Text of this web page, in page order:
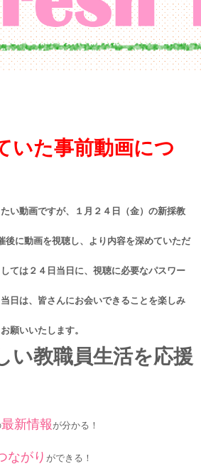
いた事前動画につ
い動画ですが、１月２４日（金）の新採教
後に動画を視聴し、より内容を深めていただ
ては２４日当日に、視聴に必要なパスワー
日は、皆さんにお会いできることを楽しみ
願いいたします。
い教職員生活を応援
最新情報 が分かる！
ながり ができる！